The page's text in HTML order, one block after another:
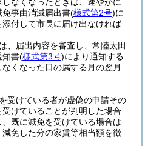
事由消滅届出書(様式第2号)に
付して市長に届け出なければ
、届出内容を審査し、常陸太田
知書(様式第3号)により通知する
くなった日の属する月の翌月
受けている者が虚偽の申請その
けていることが判明した場合
既に減免を受けている場合は
免した分の家賃等相当額を徴